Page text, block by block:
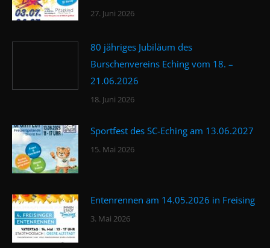
27. Juni 2026
80 jähriges Jubiläum des
Burschenvereins Eching vom 18. –
21.06.2026
18. Juni 2026
Sportfest des SC-Eching am 13.06.2027
15. Mai 2026
Entenrennen am 14.05.2026 in Freising
3. Mai 2026